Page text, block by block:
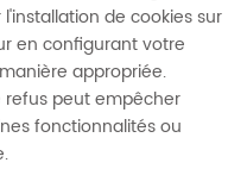
de cookies sur
en configurant votre
appropriée.
peut empêcher
fonctionnalités ou